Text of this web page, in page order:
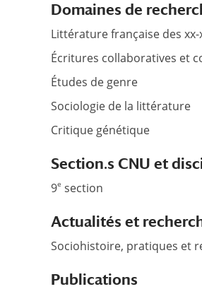
Domaines de
Littérature française des xx-
Écritures collaboratives et
Études de genre
Sociologie de la littérature
Critique génétique
Section.s CNU et
9e section
Actualités et
Sociohistoire, pratiques et
Publications